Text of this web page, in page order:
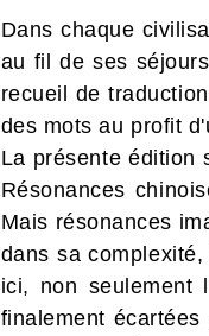
Dans chaque
au fil de ses
recueil de
des mots au profit
La présente édition
Résonances
Mais résonances
dans sa
ici, non seulement
finalement